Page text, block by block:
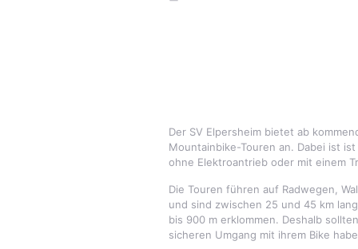
Der SV Elpersheim bietet ab
Mountainbike-Touren an. Dabei ist
ohne Elektroantrieb oder mit einem
Die Touren führen auf Radwegen,
und sind zwischen 25 und 45 km
bis 900 m erklommen. Deshalb
sicheren Umgang mit ihrem Bike